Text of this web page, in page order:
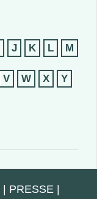
J K L M
V W X Y
PRESSE